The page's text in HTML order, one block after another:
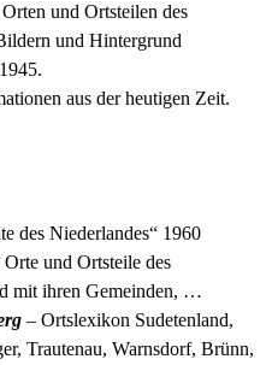
und Ortsteilen des
und Hintergrund
aus der heutigen Zeit.
des Niederlandes“ 1960
und Ortsteile des
mit ihren Gemeinden, …
– Ortslexikon Sudetenland,
Trautenau, Warnsdorf, Brünn,